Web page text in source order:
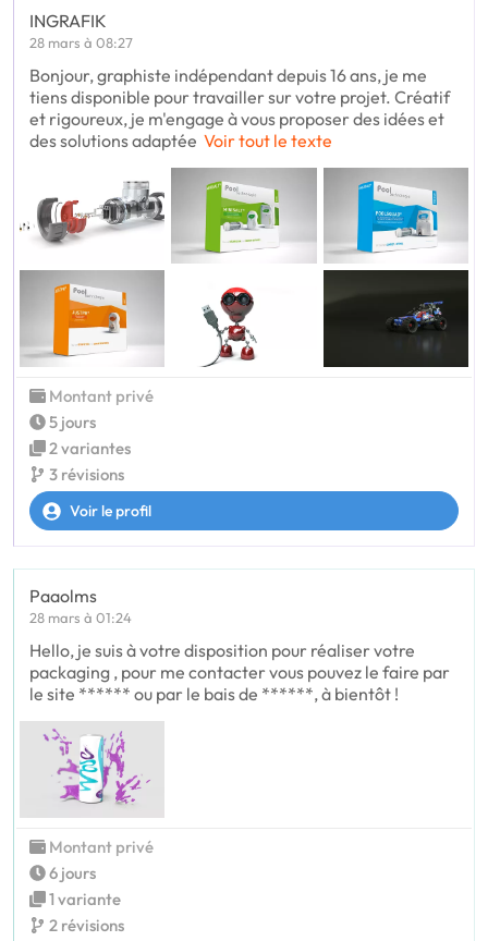
INGRAFIK
28 mars à 08:27
Bonjour, graphiste indépendant depuis 16 ans, je me
tiens disponible pour travailler sur votre projet. Créatif
et rigoureux, je m'engage à vous proposer des idées et
des solutions adaptée Voir tout le texte
Montant privé
5 jours
2 variantes
3 révisions
Voir le profil
Paaolms
28 mars à 01:24
Hello, je suis à votre disposition pour réaliser votre
packaging , pour me contacter vous pouvez le faire par
le site ****** ou par le bais de ******, à bientôt !
Montant privé
6 jours
1 variante
2 révisions